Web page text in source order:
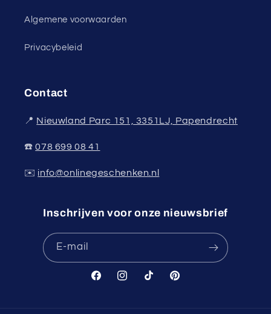
Algemene voorwaarden
Privacybeleid
Contact
📍 Nieuwland Parc 151, 3351LJ, Papendrecht
☎️078 699 08 41
✉️ info@onlinegeschenken.nl
Inschrijven voor onze nieuwsbrief
E‑mail
FacebookInstagram
TikTok Pinterest